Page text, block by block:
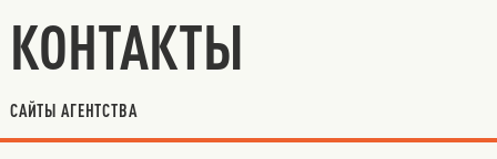
КОНТАКТЫ
САЙТЫ АГЕНТСТВА